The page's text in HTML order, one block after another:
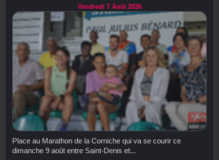
Vendredi 7 Août 2026
Place au Marathon de la Corniche qui va se courir ce
dimanche 9 août entre Saint-Denis et...